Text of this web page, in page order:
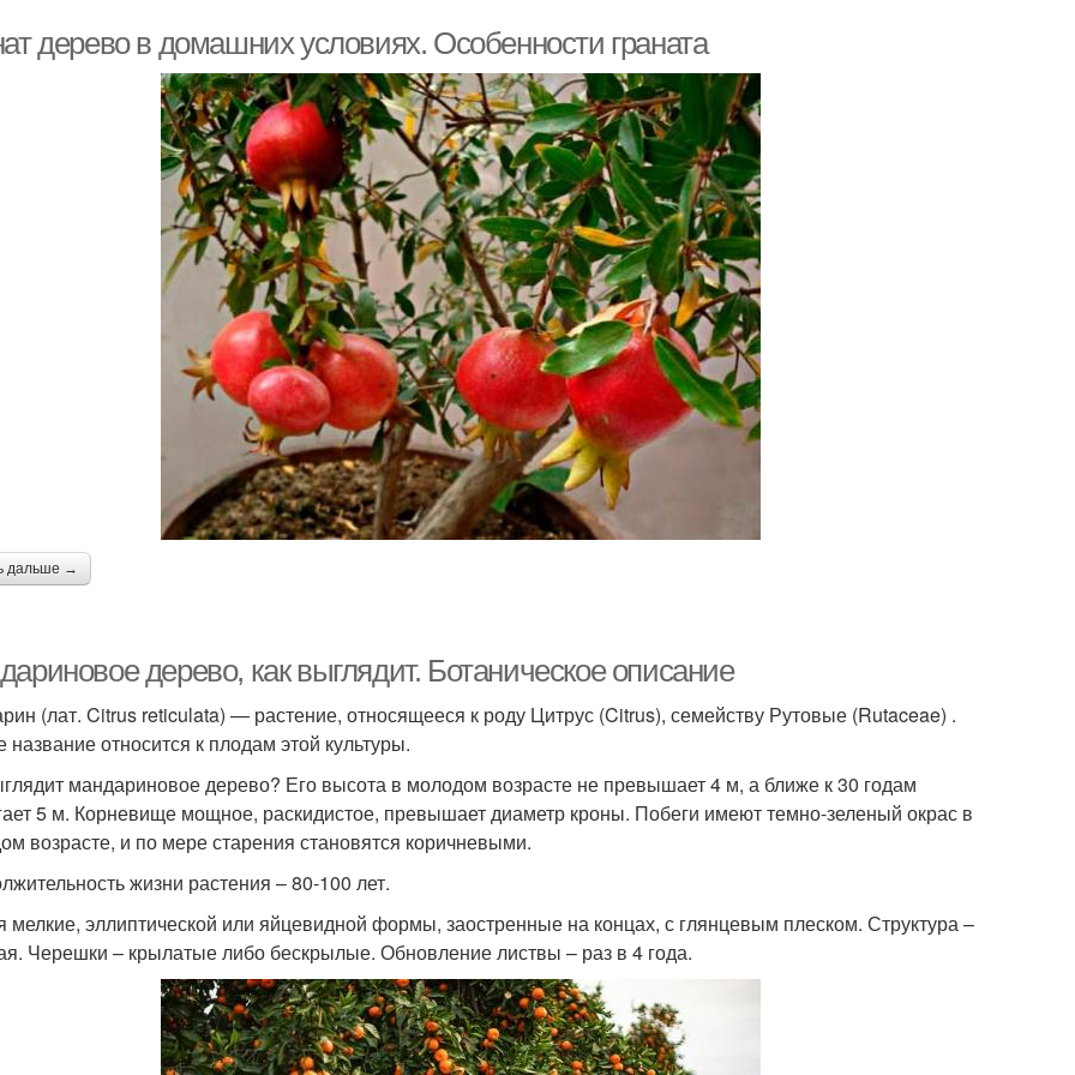
дерево в домашних условиях. Особенности граната
дальше →
дерево, как выглядит. Ботаническое описание
(лат. Citrus reticulata) — растение, относящееся к роду Цитрус (Citrus), семейству Рутовые (Rutaceae) .
название относится к плодам этой культуры.
мандариновое дерево? Его высота в молодом возрасте не превышает 4 м, а ближе к 30 годам
5 м. Корневище мощное, раскидистое, превышает диаметр кроны. Побеги имеют темно-зеленый окрас в
возрасте, и по мере старения становятся коричневыми.
жизни растения – 80-100 лет.
мелкие, эллиптической или яйцевидной формы, заостренные на концах, с глянцевым плеском. Структура –
Черешки – крылатые либо бескрылые. Обновление листвы – раз в 4 года.